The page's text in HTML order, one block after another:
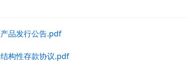
产品发行公告.pdf
结构性存款协议.pdf